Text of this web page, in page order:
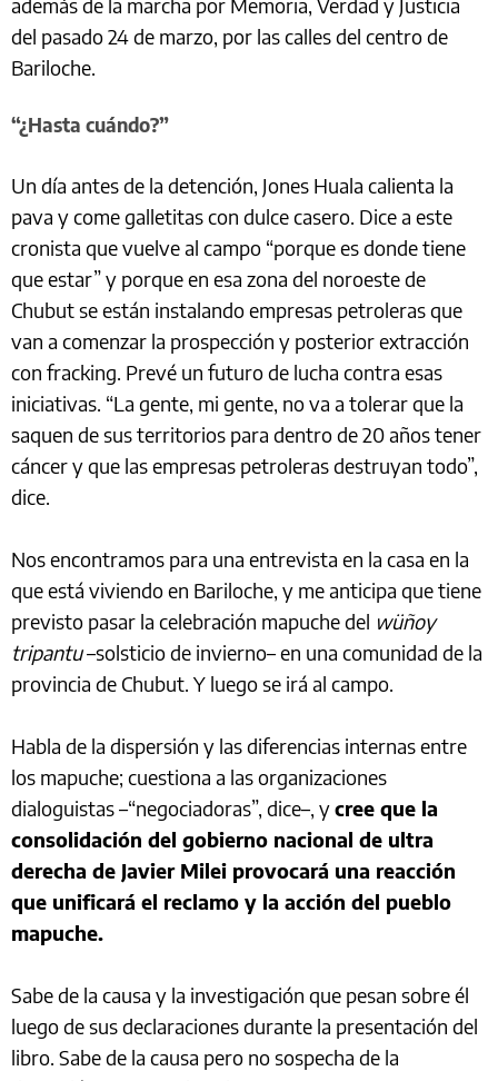
además de la marcha por Memoria, Verdad y Justicia
del pasado 24 de marzo, por las calles del centro de
Bariloche.
“¿Hasta cuándo?”
Un día antes de la detención, Jones Huala calienta la
pava y come galletitas con dulce casero. Dice a este
cronista que vuelve al campo “porque es donde tiene
que estar” y porque en esa zona del noroeste de
Chubut se están instalando empresas petroleras que
van a comenzar la prospección y posterior extracción
con fracking. Prevé un futuro de lucha contra esas
iniciativas. “La gente, mi gente, no va a tolerar que la
saquen de sus territorios para dentro de 20 años tener
cáncer y que las empresas petroleras destruyan todo”,
dice.
Nos encontramos para una entrevista en la casa en la
que está viviendo en Bariloche, y me anticipa que tiene
previsto pasar la celebración mapuche del wüñoy
tripantu–solsticio de invierno– en una comunidad de la
provincia de Chubut. Y luego se irá al campo.
Habla de la dispersión y las diferencias internas entre
los mapuche; cuestiona a las organizaciones
dialoguistas –“negociadoras”, dice–, ycree que la
consolidación del gobierno nacional de ultra
derecha de Javier Milei provocará una reacción
que unificará el reclamo y la acción del pueblo
mapuche.
Sabe de la causa y la investigación que pesan sobre él
luego de sus declaraciones durante la presentación del
libro. Sabe de la causa pero no sospecha de la